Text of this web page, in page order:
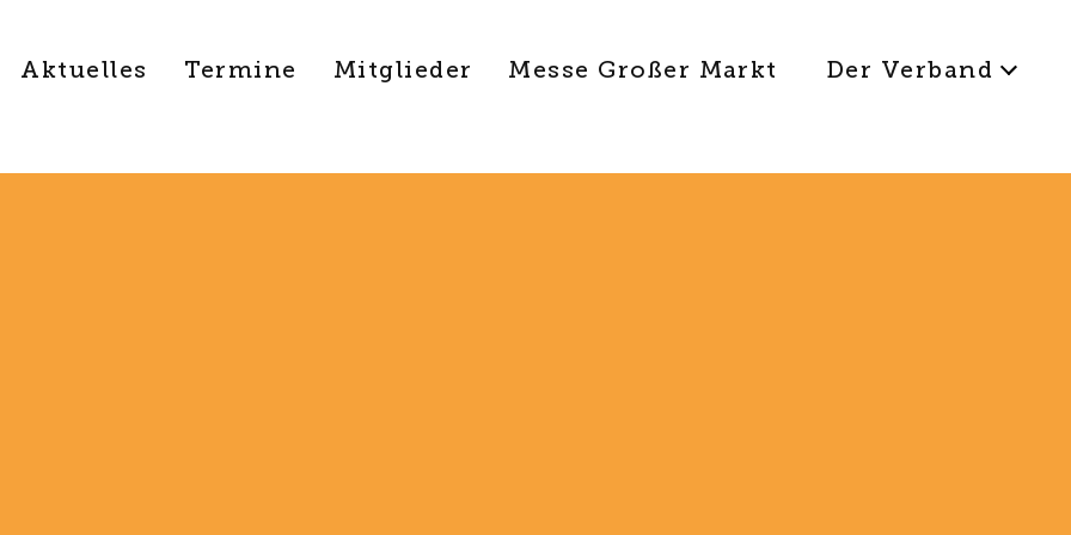
Aktuelles Termine Mitglieder Messe Großer Markt Der Verband